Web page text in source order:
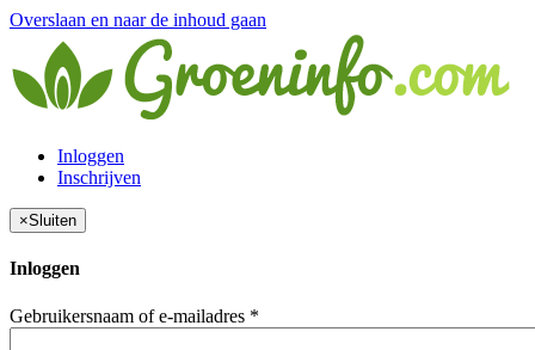
Overslaan en naar de inhoud gaan
Inloggen
Inschrijven
×Sluiten
Inloggen
Gebruikersnaam of e-mailadres *